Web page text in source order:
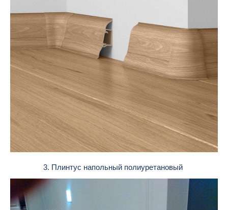
3. Плинтус напольный полиуретановый